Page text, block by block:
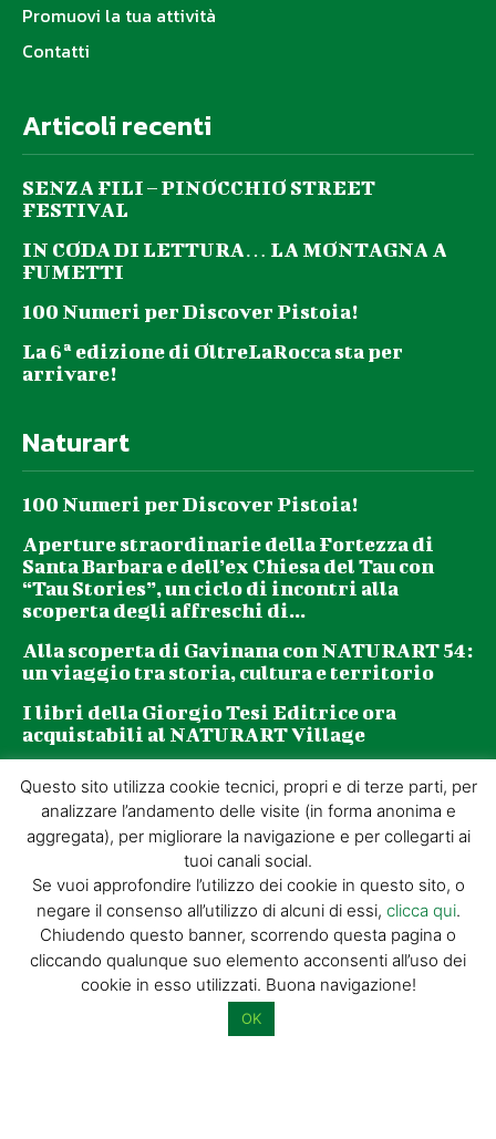
Promuovi la tua attività
Contatti
Articoli recenti
SENZA FILI – PINOCCHIO STREET
FESTIVAL
IN CODA DI LETTURA… LA MONTAGNA A
FUMETTI
100 Numeri per Discover Pistoia!
La 6ª edizione di OltreLaRocca sta per
arrivare!
Naturart
100 Numeri per Discover Pistoia!
Aperture straordinarie della Fortezza di
Santa Barbara e dell’ex Chiesa del Tau con
“Tau Stories”, un ciclo di incontri alla
scoperta degli affreschi di...
Alla scoperta di Gavinana con NATURART 54:
un viaggio tra storia, cultura e territorio
I libri della Giorgio Tesi Editrice ora
acquistabili al NATURART Village
Newsletter
La tua email (richiesto)
Acconsento al trattamento dei miei dati personali per l’invio di
materiale informativo e promozionale tramite il servizio di
newsletter
Dimostra di essere umano selezionando
Questo sito utilizza cookie tecnici, propri e di terze parti, per
analizzare l’andamento delle visite (in forma anonima e
aggregata), per migliorare la navigazione e per collegarti ai
tuoi canali social.
Se vuoi approfondire l’utilizzo dei cookie in questo sito, o
negare il consenso all’utilizzo di alcuni di essi, clicca qui.
Chiudendo questo banner, scorrendo questa pagina o
cliccando qualunque suo elemento acconsenti all’uso dei
cookie in esso utilizzati. Buona navigazione!
OK